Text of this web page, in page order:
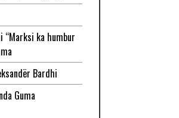
“Marksi ka humbur
Bardhi
Guma